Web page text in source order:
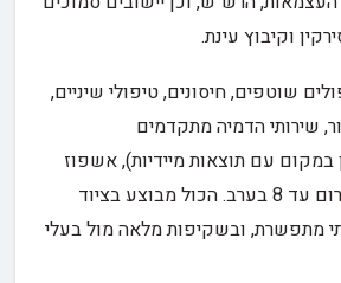
וקיבוץ עינת.
שוטפים, חיסונים, טיפולי שיניים,
שירותי הדמיה מתקדמים
במקום עם תוצאות מיידיות), אשפוז
בהשגחה ושירותי חירום עד 8 בערב. הכול מבוצע בציוד
מתפשרת, ובשקיפות מלאה מול בעלי